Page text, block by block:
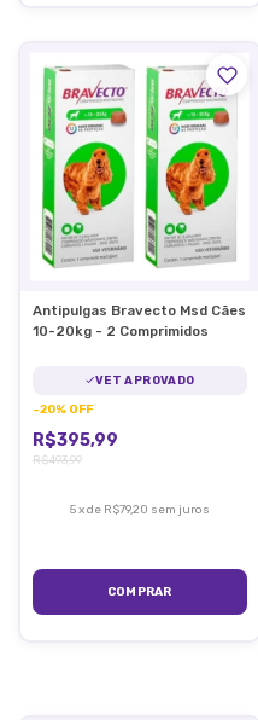
Antipulgas Bravecto Msd Cães
10-20kg - 2 Comprimidos
VET APROVADO
-20% OFF
R$395,99
R$493,99
5xde R$79,20 sem juros